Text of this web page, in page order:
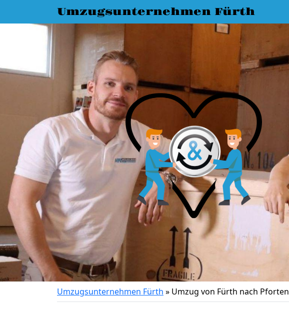
Umzugsunternehmen Fürth
Umzugsunternehmen Fürth » Umzug von Fürth nach Pforten